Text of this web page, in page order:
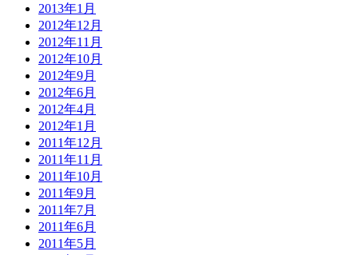
2013年1月
2012年12月
2012年11月
2012年10月
2012年9月
2012年6月
2012年4月
2012年1月
2011年12月
2011年11月
2011年10月
2011年9月
2011年7月
2011年6月
2011年5月